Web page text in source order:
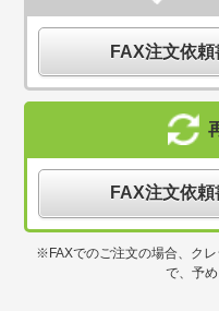
FAX注文依
FAX注文依
※FAXでのご注文の場合、ク
で、予め